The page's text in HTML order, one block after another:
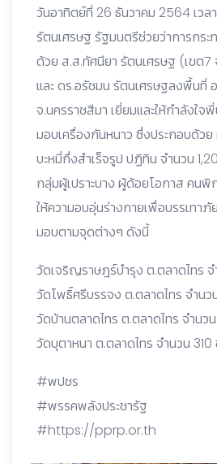
วันอาทิตย์ที่ 26 ธันวาคม 2564 เวล
รัตนเศรษฐ รัฐมนตรีช่วยว่าการกร
ด้วย ส.ส.ทัศนียา รัตนเศรษฐ (เขต7
และ ดร.อรัชมน รัตนเศรษฐลงพื้นที่
จ.นครราชสีมา เยี่ยมและให้กำลังใจ
มอบเครื่องกันหนาว ซึ่งประกอบด้วย
บะหมี่กึ่งสำเร็จรูป ปฏิทิน จำนวน
กลุ่มผู้เปราะบาง ผู้ด้อยโอกาส คนพิ
ให้ความอบอุ่นร่างกายเพื่อบรรเทา
มอบตามจุดต่างๆ ดังนี้
วัดเจริญราษฎร์บำรุง ต.ตลาดไทร
วัดโพธิ์ศรีบรรจง ต.ตลาดไทร จำน
วัดบ้านตลาดไทร ต.ตลาดไทร จำน
วัดบุตาหนา ต.ตลาดไทร จำนวน 310
#พปชร
#พรรคพลังประชารัฐ
#https://pprp.or.th